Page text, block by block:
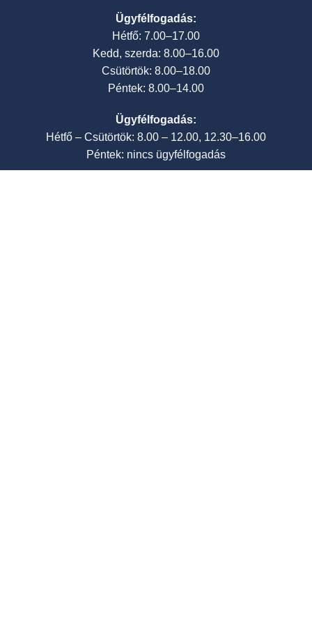
Ügyfélfogadás:
Hétfő: 7.00–17.00
Kedd, szerda: 8.00–16.00
Csütörtök: 8.00–18.00
Péntek: 8.00–14.00
Ügyfélfogadás:
Hétfő – Csütörtök: 8.00 – 12.00, 12.30–16.00
Péntek: nincs ügyfélfogadás